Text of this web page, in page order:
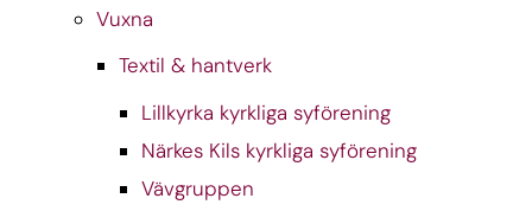
Vuxna
Textil & hantverk
Lillkyrka kyrkliga syförening
Närkes Kils kyrkliga syförening
Vävgruppen